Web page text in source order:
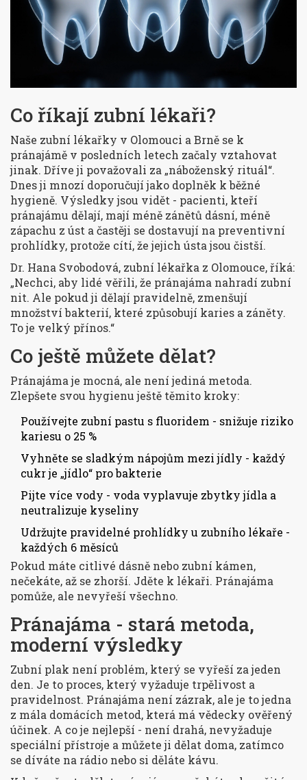
Co říkají zubní lékaři?
Naše zubní lékařky v Olomouci a Brně se k
pránajámě v posledních letech začaly vztahovat
jinak. Dříve ji považovali za „náboženský rituál“.
Dnes ji mnozí doporučují jako doplněk k běžné
hygieně. Výsledky jsou vidět - pacienti, kteří
pránajámu dělají, mají méně zánětů dásní, méně
zápachu z úst a častěji se dostavují na preventivní
prohlídky, protože cítí, že jejich ústa jsou čistší.
Dr. Hana Svobodová, zubní lékařka z Olomouce, říká:
„Nechci, aby lidé věřili, že pránajáma nahradí zubní
nit. Ale pokud ji dělají pravidelně, zmenšují
množství bakterií, které způsobují karies a záněty.
To je velký přínos.“
Co ještě můžete dělat?
Pránajáma je mocná, ale není jediná metoda.
Zlepšete svou hygienu ještě těmito kroky:
Používejte zubní pastu s fluoridem - snižuje riziko
kariesu o 25 %
Vyhněte se sladkým nápojům mezi jídly - každý
cukr je „jídlo“ pro bakterie
Pijte více vody - voda vyplavuje zbytky jídla a
neutralizuje kyseliny
Udržujte pravidelné prohlídky u zubního lékaře -
každých 6 měsíců
Pokud máte citlivé dásně nebo zubní kámen,
nečekáte, až se zhorší. Jděte k lékaři. Pránajáma
pomůže, ale nevyřeší všechno.
Pránajáma - stará metoda,
moderní výsledky
Zubní plak není problém, který se vyřeší za jeden
den. Je to proces, který vyžaduje trpělivost a
pravidelnost. Pránajáma není zázrak, ale je to jedna
z mála domácích metod, která má vědecky ověřený
účinek. A co je nejlepší - není drahá, nevyžaduje
speciální přístroje a můžete ji dělat doma, zatímco
se díváte na rádio nebo si děláte kávu.